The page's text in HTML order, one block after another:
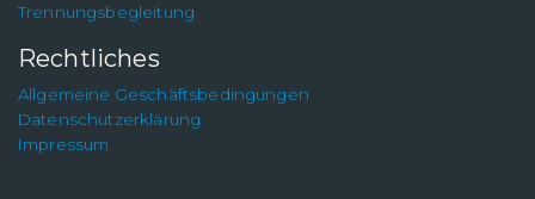
Trennungsbegleitung
Rechtliches
Allgemeine Geschäftsbedingungen
Datenschutzerklärung
Impressum